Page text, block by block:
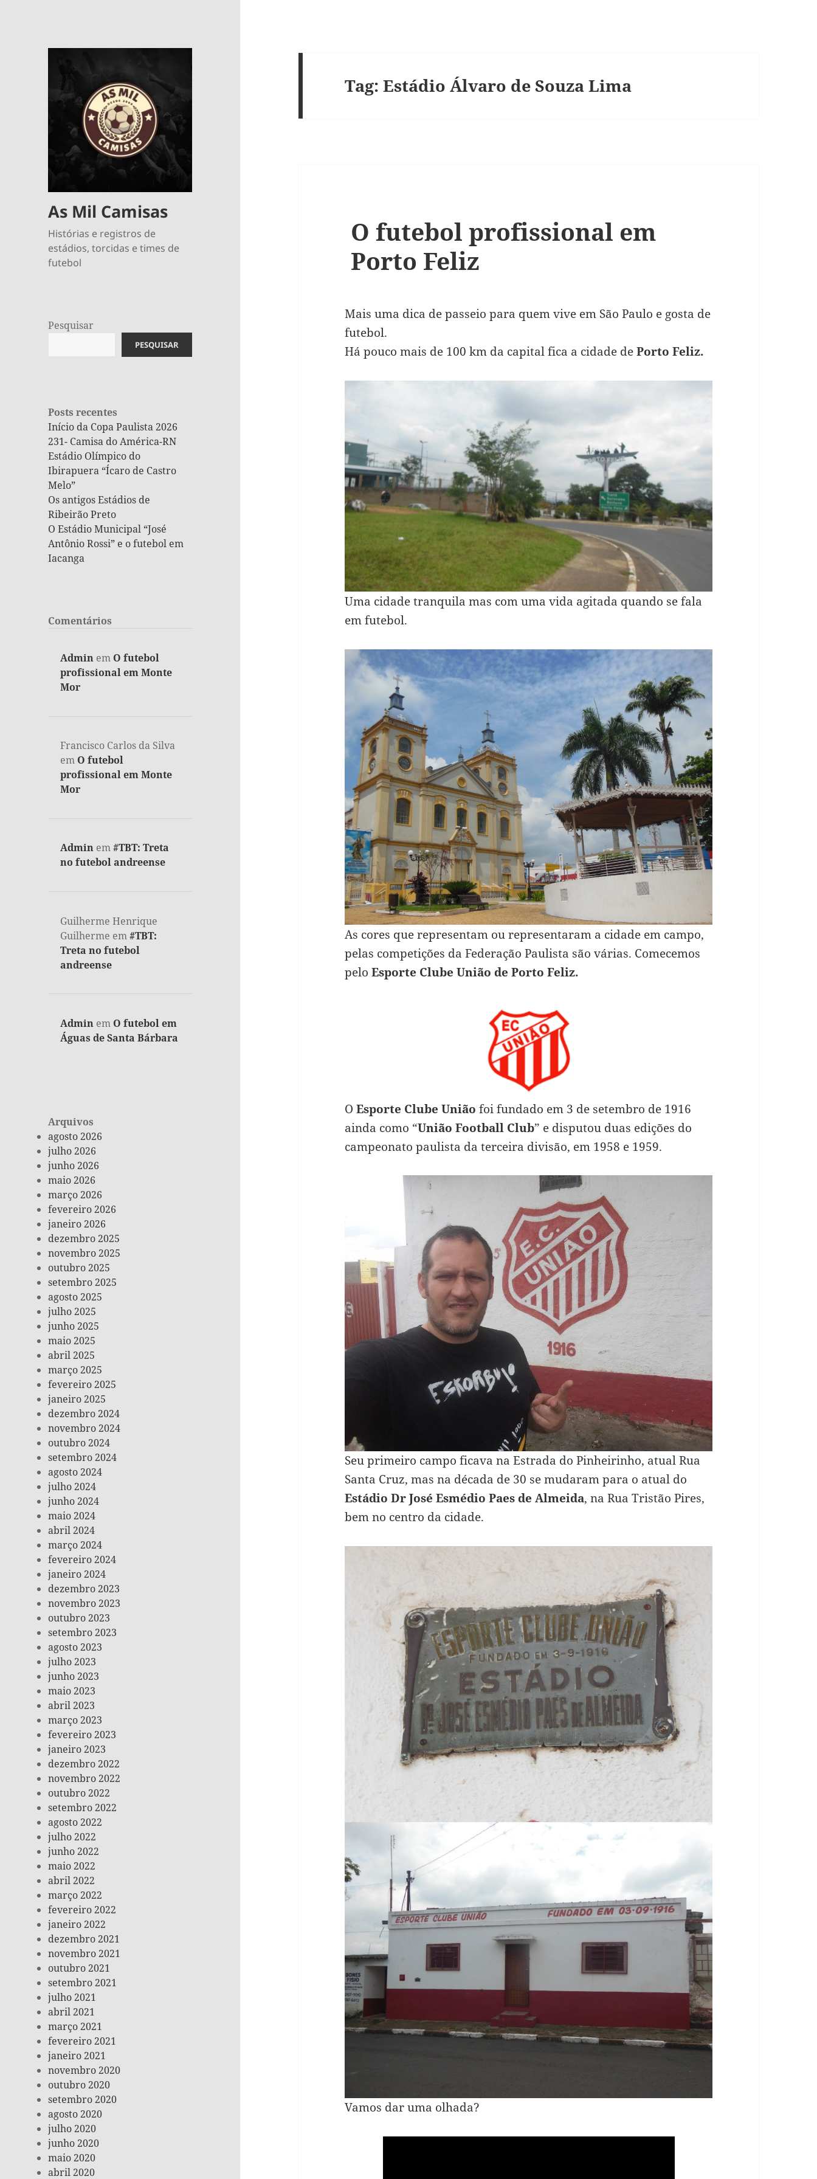
As Mil Camisas
Histórias e registros de
estádios, torcidas e times de
futebol
Pesquisar
PESQUISAR
Posts recentes
Início da Copa Paulista 2026
231- Camisa do América-RN
Estádio Olímpico do
Ibirapuera “Ícaro de Castro
Melo”
Os antigos Estádios de
Ribeirão Preto
O Estádio Municipal “José
Antônio Rossi” e o futebol em
Iacanga
Comentários
Admin em O futebol
profissional em Monte
Mor
Francisco Carlos da Silva
em O futebol
profissional em Monte
Mor
Admin em#TBT: Treta
no futebol andreense
Guilherme Henrique
Guilherme em#TBT:
Treta no futebol
andreense
Admin em O futebol em
Águas de Santa Bárbara
Arquivos
agosto 2026
julho 2026
junho 2026
maio 2026
março 2026
fevereiro 2026
janeiro 2026
dezembro 2025
novembro 2025
outubro 2025
setembro 2025
agosto 2025
julho 2025
junho 2025
maio 2025
abril 2025
março 2025
fevereiro 2025
janeiro 2025
dezembro 2024
novembro 2024
outubro 2024
setembro 2024
agosto 2024
julho 2024
junho 2024
maio 2024
abril 2024
março 2024
fevereiro 2024
janeiro 2024
dezembro 2023
novembro 2023
outubro 2023
setembro 2023
agosto 2023
julho 2023
junho 2023
maio 2023
abril 2023
março 2023
fevereiro 2023
janeiro 2023
dezembro 2022
novembro 2022
outubro 2022
setembro 2022
agosto 2022
julho 2022
junho 2022
maio 2022
abril 2022
março 2022
fevereiro 2022
janeiro 2022
dezembro 2021
novembro 2021
outubro 2021
setembro 2021
julho 2021
abril 2021
março 2021
fevereiro 2021
janeiro 2021
novembro 2020
outubro 2020
setembro 2020
agosto 2020
julho 2020
junho 2020
maio 2020
abril 2020
Tag: Estádio Álvaro de Souza Lima
O futebol profissional em
Porto Feliz
Mais uma dica de passeio para quem vive em São Paulo e gosta de
futebol.
Há pouco mais de 100 km da capital fica a cidade dePorto Feliz.
Uma cidade tranquila mas com uma vida agitada quando se fala
em futebol.
As cores que representam ou representaram a cidade em campo,
pelas competições da Federação Paulista são várias. Comecemos
pelo Esporte Clube União de Porto Feliz.
O Esporte Clube União foi fundado em 3 de setembro de 1916
ainda como “União Football Club” e disputou duas edições do
campeonato paulista da terceira divisão, em 1958 e 1959.
Seu primeiro campo ficava na Estrada do Pinheirinho, atual Rua
Santa Cruz, mas na década de 30 se mudaram para o atual do
Estádio Dr José Esmédio Paes de Almeida, na Rua Tristão Pires,
bem no centro da cidade.
Vamos dar uma olhada?